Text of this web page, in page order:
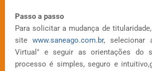
Passo a passo
Para solicitar a mudança de
site www.saneago.com.br, selecionar
Virtual" e seguir as orientações do
processo é simples, seguro e